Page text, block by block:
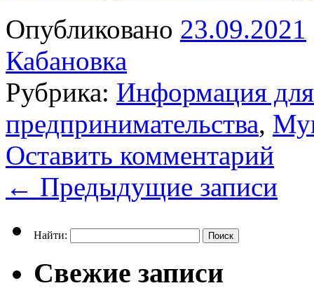
Опубликовано 23.09.2021
Кабановка
Рубрика: Информация
предпринимательства,
Оставить комментарий
← Предыдущие записи
Найти:
Свежие записи